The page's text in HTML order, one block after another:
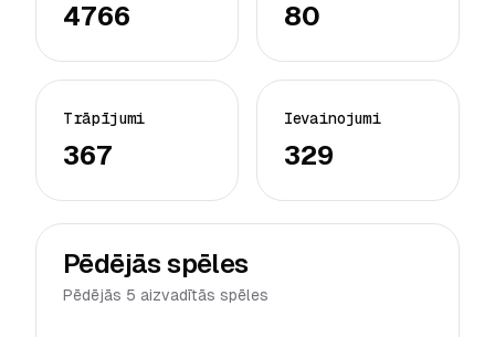
4766 80
Trāpījumi
367
Ievainojumi
329
Pēdējās spēles
Pēdējās 5 aizvadītās spēles